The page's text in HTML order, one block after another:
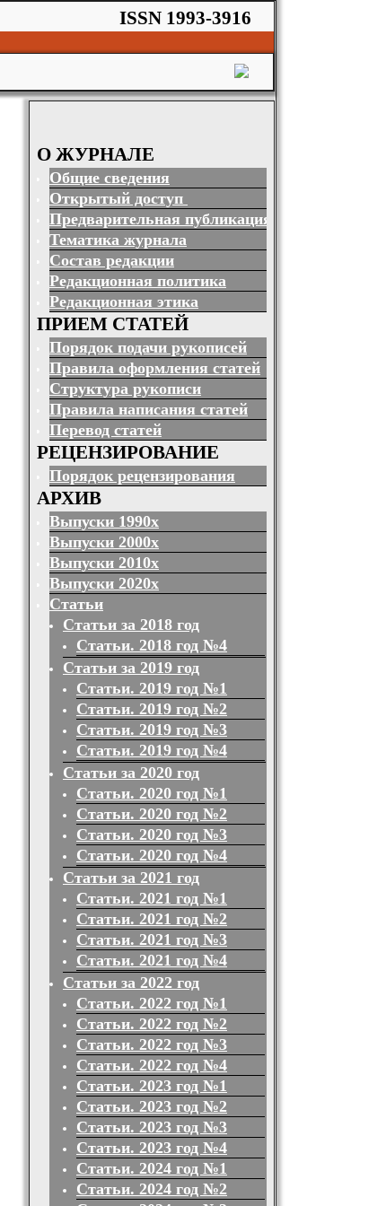
ISSN 1993-3916
О ЖУРНАЛЕ
Общие сведения
Открытый доступ
Предварительная публикация
Тематика журнала
Состав редакции
Редакционная политика
Редакционная этика
ПРИЕМ СТАТЕЙ
Порядок подачи рукописей
Правила оформления статей
Структура рукописи
Правила написания статей
Перевод статей
РЕЦЕНЗИРОВАНИЕ
Порядок рецензирования
АРХИВ
Выпуски 1990х
Выпуски 2000х
Выпуски 2010х
Выпуски 2020х
Статьи
Статьи за 2018 год
Статьи. 2018 год №4
Статьи за 2019 год
Статьи. 2019 год №1
Статьи. 2019 год №2
Статьи. 2019 год №3
Статьи. 2019 год №4
Статьи за 2020 год
Статьи. 2020 год №1
Статьи. 2020 год №2
Статьи. 2020 год №3
Статьи. 2020 год №4
Статьи за 2021 год
Статьи. 2021 год №1
Статьи. 2021 год №2
Статьи. 2021 год №3
Статьи. 2021 год №4
Статьи за 2022 год
Статьи. 2022 год №1
Статьи. 2022 год №2
Статьи. 2022 год №3
Статьи. 2022 год №4
Статьи. 2023 год №1
Статьи. 2023 год №2
Статьи. 2023 год №3
Статьи. 2023 год №4
Статьи. 2024 год №1
Статьи. 2024 год №2